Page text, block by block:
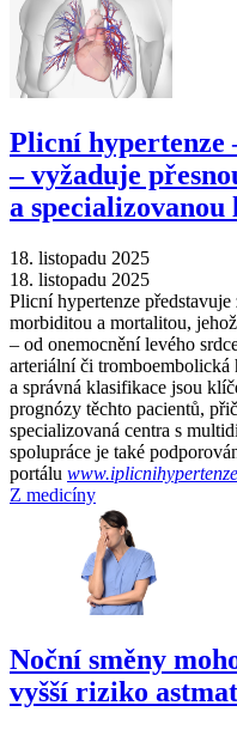
Plicní hypertenze
–⁠ vyžaduje
a specializovanou
18. listopadu 2025
18. listopadu 2025
Plicní hypertenze
morbiditou a mortalitou,
–⁠ od onemocnění levého
arteriální či tromboembolická
a správná klasifikace jsou
prognózy těchto pacientů,
specializovaná centra s
spolupráce je také
portálu
Z medicíny
Noční směny
vyšší riziko